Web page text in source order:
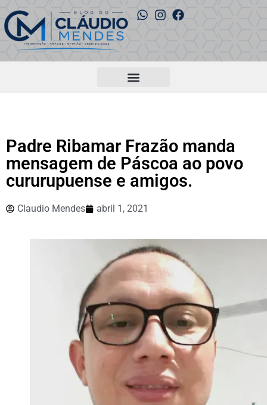
Padre Ribamar Frazão manda
mensagem de Páscoa ao povo
cururupuense e amigos.
Claudio Mendes abril 1, 2021